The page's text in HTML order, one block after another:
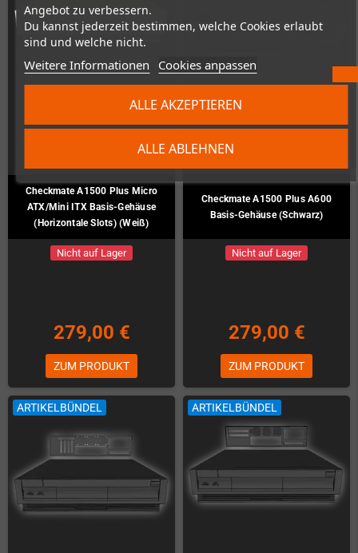
Angebot zu verbessern.
Du kannst jederzeit bestimmen, welche Cookies erlaubt
sind und welche nicht.
Weitere Informationen Cookies anpassen
ALLE ABLEHNEN
ALLE AKZEPTIEREN
Checkmate A1500 Plus Micro
ATX/Mini ITX Basis-Gehäuse
(Horizontale Slots) (Weiß)
Nicht auf Lager
279,00 €
ZUM PRODUKT
Checkmate A1500 Plus A600
Basis-Gehäuse (Schwarz)
Nicht auf Lager
279,00 €
ZUM PRODUKT
ARTIKELBÜNDEL ARTIKELBÜNDEL